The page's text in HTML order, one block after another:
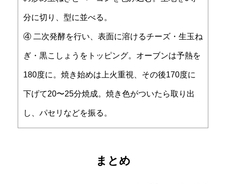
分に切り、型に並べる。
④ 二次発酵を行い、表面に溶けるチーズ・生玉ね
ぎ・黒こしょうをトッピング。オーブンは予熱を
180度に。焼き始めは上火重視、その後170度に
下げて20〜25分焼成。焼き色がついたら取り出
し、パセリなどを振る。
まとめ